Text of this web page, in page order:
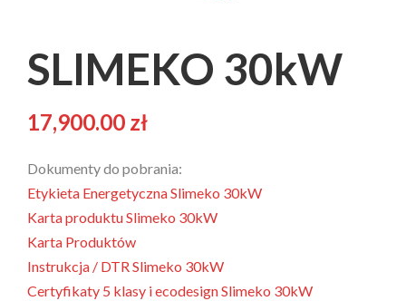
SLIMEKO 30kW
17,900.00 zł
Dokumenty do pobrania:
Etykieta Energetyczna Slimeko 30kW
Karta produktu Slimeko 30kW
Karta Produktów
Instrukcja / DTR Slimeko 30kW
Certyfikaty 5 klasy i ecodesign Slimeko 30kW